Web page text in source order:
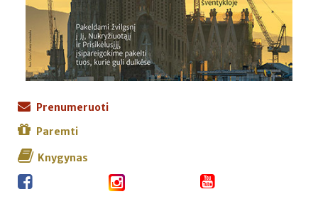
Prenumeruoti
Paremti
Knygynas